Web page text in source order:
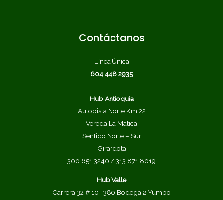
Contáctanos
Línea Única
604 448 2935
Hub Antioquia
Autopista Norte Km 22
Vereda La Matica
Sentido Norte – Sur
Girardota
300 651 3240 / 313 871 8019
Hub Valle
Carrera 32 # 10 -380 Bodega 2 Yumbo